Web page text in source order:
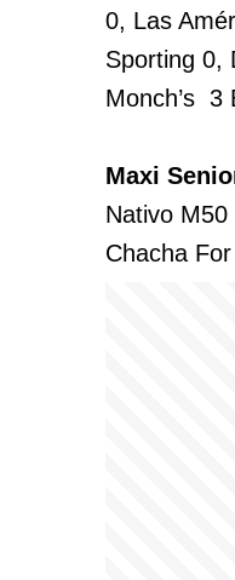
0, Las
Sporting 0,
Monch’s 3
Maxi
Nativo
Chacha